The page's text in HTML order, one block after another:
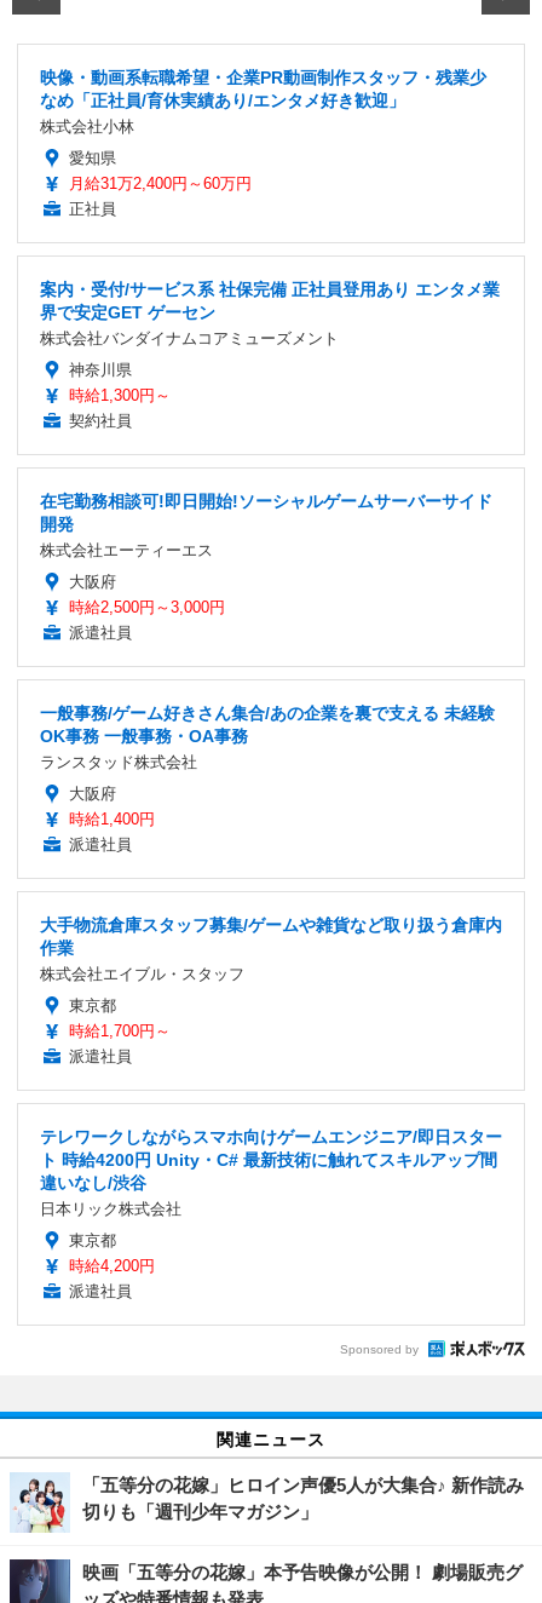
映像・動画系転職希望・企業PR動画制作スタッフ・残業少
なめ「正社員/育休実績あり/エンタメ好き歓迎」
株式会社小林
愛知県
月給31万2,400円～60万円
正社員
案内・受付/サービス系 社保完備 正社員登用あり エンタメ業
界で安定GET ゲーセン
株式会社バンダイナムコアミューズメント
神奈川県
時給1,300円～
契約社員
在宅勤務相談可!即日開始!ソーシャルゲームサーバーサイド
開発
株式会社エーティーエス
大阪府
時給2,500円～3,000円
派遣社員
一般事務/ゲーム好きさん集合/あの企業を裏で支える 未経験
OK事務 一般事務・OA事務
ランスタッド株式会社
大阪府
時給1,400円
派遣社員
大手物流倉庫スタッフ募集/ゲームや雑貨など取り扱う倉庫内
作業
株式会社エイブル・スタッフ
東京都
時給1,700円～
派遣社員
テレワークしながらスマホ向けゲームエンジニア/即日スター
ト 時給4200円 Unity・C# 最新技術に触れてスキルアップ間
違いなし/渋谷
日本リック株式会社
東京都
時給4,200円
派遣社員
Sponsored by
関連ニュース
「五等分の花嫁」ヒロイン声優5人が大集合♪ 新作読み
切りも「週刊少年マガジン」
映画「五等分の花嫁」本予告映像が公開！ 劇場販売グ